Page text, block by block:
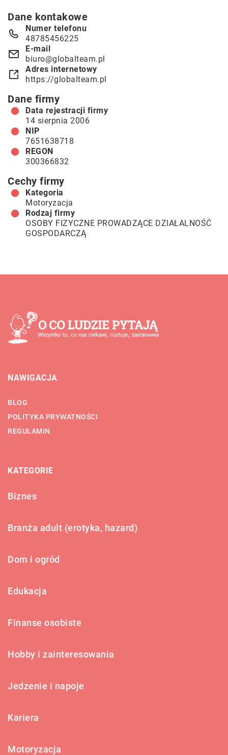
Dane kontakowe
Numer telefonu
48785456225
E-mail
biuro@globalteam.pl
Adres internetowy
https://globalteam.pl
Dane firmy
Data rejestracji firmy
14 sierpnia 2006
NIP
7651638718
REGON
300366832
Cechy firmy
Kategoria
Motoryzacja
Rodzaj firmy
OSOBY FIZYCZNE PROWADZĄCE DZIAŁALNOŚĆ
GOSPODARCZĄ
NAWIGACJA
BLOG
POLITYKA PRYWATNOŚCI
REGULAMIN
KATEGORIE
Biznes
Branża adult (erotyka, hazard)
Dom i ogród
Edukacja
Finanse osobiste
Hobby i zainteresowania
Jedzenie i napoje
Kariera
Motoryzacja